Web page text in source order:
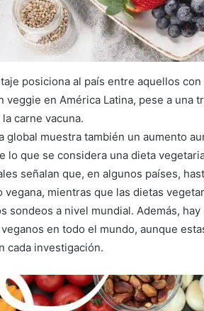
posiciona al país entre aquellos
veggie en América Latina, pese a una
carne vacuna.
global muestra también un aumento
lo que se considera una dieta
señalan que, en algunos países,
vegana, mientras que las dietas
sondeos a nivel mundial. Además,
en todo el mundo, aunque
cada investigación.